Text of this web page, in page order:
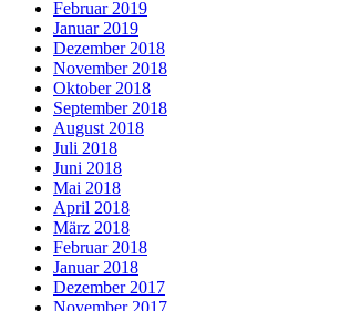
Februar 2019
Januar 2019
Dezember 2018
November 2018
Oktober 2018
September 2018
August 2018
Juli 2018
Juni 2018
Mai 2018
April 2018
März 2018
Februar 2018
Januar 2018
Dezember 2017
November 2017